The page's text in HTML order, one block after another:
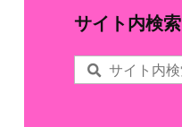
サイト内検索